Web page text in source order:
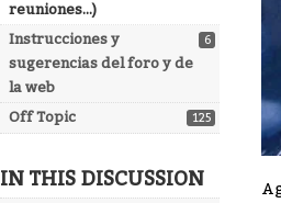
reuniones...)
6
Instrucciones y
sugerencias del foro y de
la web
125
Off Topic
IN THIS DISCUSSION